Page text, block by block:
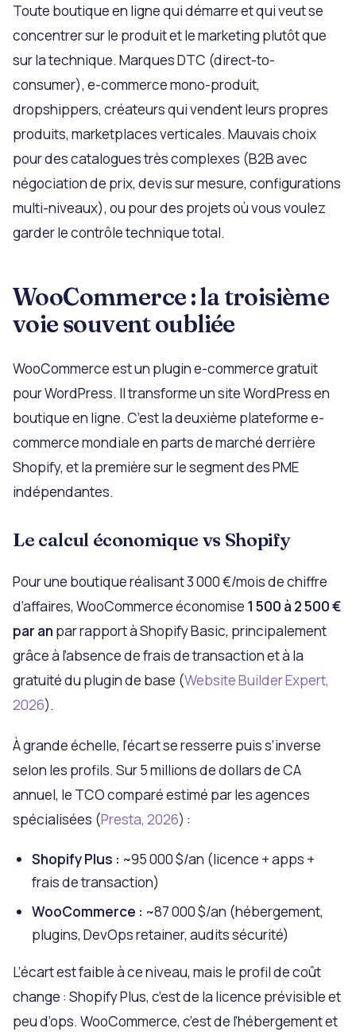
Toute boutique en ligne qui démarre et qui veut se
concentrer sur le produit et le marketing plutôt que
sur la technique. Marques DTC (direct-to-
consumer), e-commerce mono-produit,
dropshippers, créateurs qui vendent leurs propres
produits, marketplaces verticales. Mauvais choix
pour des catalogues très complexes (B2B avec
négociation de prix, devis sur mesure, configurations
multi-niveaux), ou pour des projets où vous voulez
garder le contrôle technique total.
WooCommerce : la troisième
voie souvent oubliée
WooCommerce est un plugin e-commerce gratuit
pour WordPress. Il transforme un site WordPress en
boutique en ligne. C’est la deuxième plateforme e-
commerce mondiale en parts de marché derrière
Shopify, et la première sur le segment des PME
indépendantes.
Le calcul économique vs Shopify
Pour une boutique réalisant 3 000 €/mois de chiffre
d’affaires, WooCommerce économise 1 500 à 2 500 €
par an par rapport à Shopify Basic, principalement
grâce à l’absence de frais de transaction et à la
gratuité du plugin de base (Website Builder Expert,
2026).
À grande échelle, l’écart se resserre puis s’inverse
selon les profils. Sur 5 millions de dollars de CA
annuel, le TCO comparé estimé par les agences
spécialisées (Presta, 2026) :
Shopify Plus : ~95 000 $/an (licence + apps +
frais de transaction)
WooCommerce : ~87 000 $/an (hébergement,
plugins, DevOps retainer, audits sécurité)
L’écart est faible à ce niveau, mais le profil de coût
change : Shopify Plus, c’est de la licence prévisible et
peu d’ops. WooCommerce, c’est de l’hébergement et